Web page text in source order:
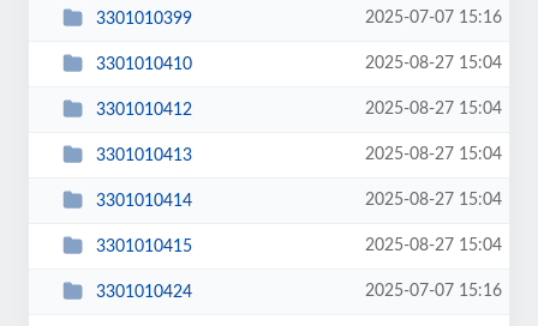
3301010399 2025-07-07 15:16
3301010410 2025-08-27 15:04
3301010412 2025-08-27 15:04
3301010413 2025-08-27 15:04
3301010414 2025-08-27 15:04
3301010415 2025-08-27 15:04
3301010424 2025-07-07 15:16